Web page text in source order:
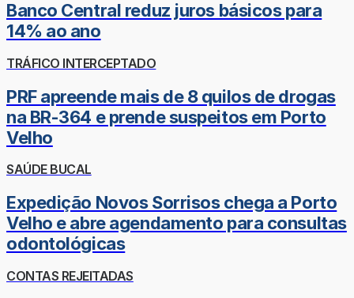
Banco Central reduz juros básicos para
14% ao ano
TRÁFICO INTERCEPTADO
PRF apreende mais de 8 quilos de drogas
na BR-364 e prende suspeitos em Porto
Velho
SAÚDE BUCAL
Expedição Novos Sorrisos chega a Porto
Velho e abre agendamento para consultas
odontológicas
CONTAS REJEITADAS